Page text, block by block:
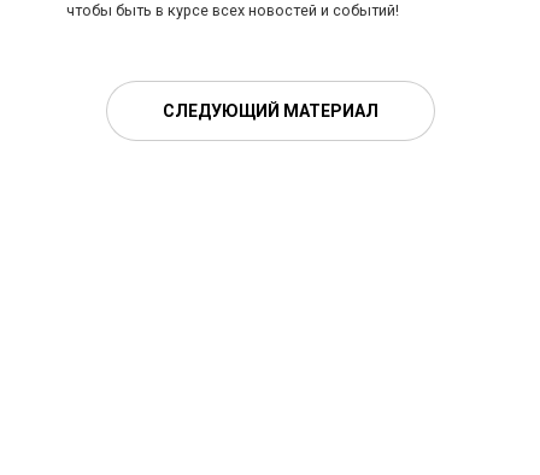
чтобы быть в курсе всех новостей и событий!
СЛЕДУЮЩИЙ МАТЕРИАЛ